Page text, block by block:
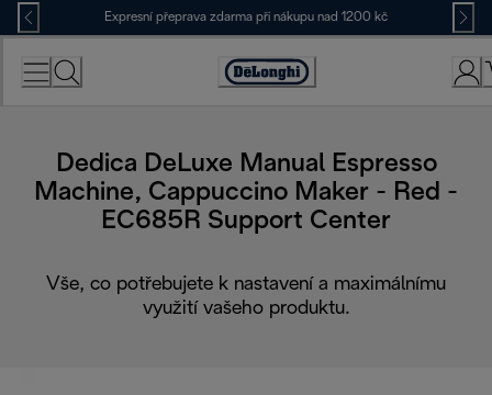
Skip
to
Content
Expresní přeprava zdarma při nákupu nad 1200 kč
Accessibility
Dedica DeLuxe Manual Espresso
Machine, Cappuccino Maker - Red -
EC685R Support Center
Vše, co potřebujete k nastavení a maximálnímu
využití vašeho produktu.